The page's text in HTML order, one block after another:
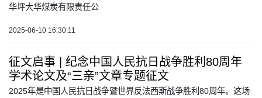
华坪大华煤炭有限责任公
2025-06-10 16:30:11
征文启事 | 纪念中国人民抗日战争胜利80周年
学术论文及“三亲”文章专题征文
2025年是中国人民抗日战争暨世界反法西斯战争胜利80周年。这场